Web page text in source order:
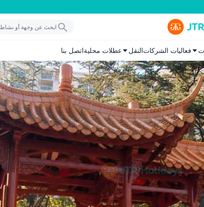
فعاليات الشركاتالنقل عطلات محليةاتصل بنا